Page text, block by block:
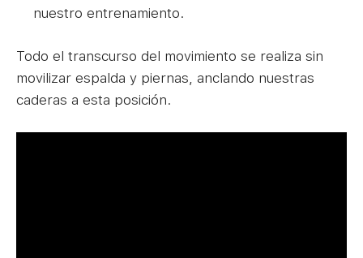
nuestro entrenamiento.
Todo el transcurso del movimiento se realiza sin
movilizar espalda y piernas, anclando nuestras
caderas a esta posición.